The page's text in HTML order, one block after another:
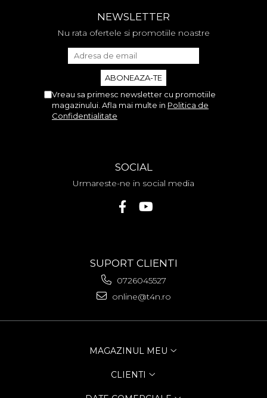
NEWSLETTER
Nu rata ofertele si promotiile noastre
Vreau sa primesc newsletter cu promotiile
magazinului. Afla mai multe in Politica de
Confidentialitate
SOCIAL
Urmareste-ne in social media
SUPORT CLIENTI
0726045527
online@t4n.ro
MAGAZINUL MEU
CLIENTI